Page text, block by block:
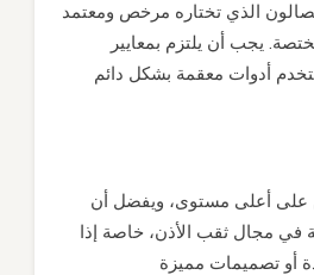
الذي تختاره مرخص ومعتمد
يجب أن يلتزم بمعايير
على أعلى مستوى، ويفضل أن
في مجال ثقب الأذن، خاصة إذا